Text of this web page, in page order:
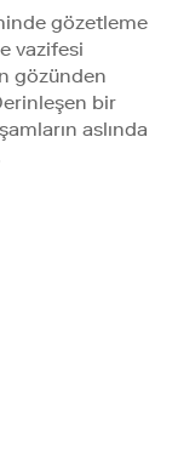
gözetleme
vazifesi
gözünden
bir
aslında